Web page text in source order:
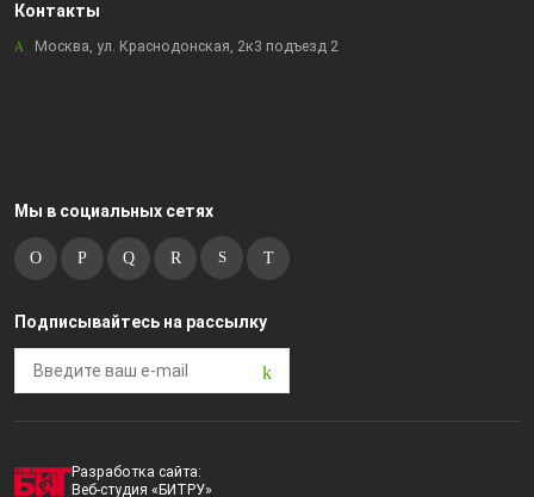
Контакты
Москва, ул. Краснодонская, 2к3 подъезд 2
Мы в социальных сетях
Подписывайтесь на рассылку
Разработка сайта:
Веб-студия «БИТРУ»